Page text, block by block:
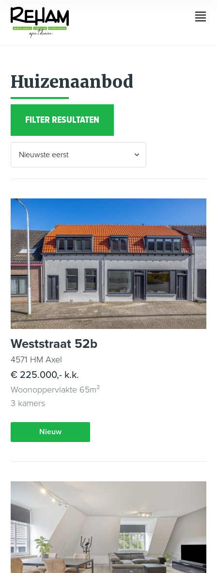
Huizenaanbod
FILTER RESULTATEN
Weststraat 52b
4571 HM Axel
€ 225.000,- k.k.
Woonoppervlakte 65m²
3 kamers
Nieuw